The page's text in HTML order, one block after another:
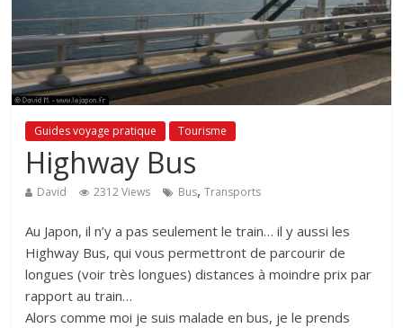
Guides voyage pratique Tourisme
Highway Bus
David 2312 Views Bus,Transports
Au Japon, il n’y a pas seulement le train… il y aussi les
Highway Bus, qui vous permettront de parcourir de
longues (voir très longues) distances à moindre prix par
rapport au train…
Alors comme moi je suis malade en bus, je le prends